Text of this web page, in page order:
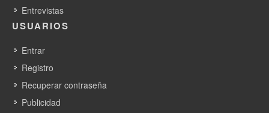
Entrevistas
USUARIOS
Entrar
Registro
Recuperar contraseña
Publicidad